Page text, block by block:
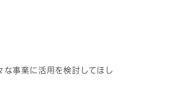
事業に活用を検討してほし